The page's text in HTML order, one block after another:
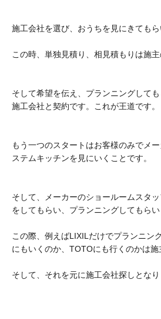
施工会社を選び、おうちを見にきてもら
この時、単独見積り、相見積もりは施主
そして希望を伝え、プランニングしても
施工会社と契約です。これが王道です。
もう一つのスタートはお客様のみでメ
ステムキッチンを見にいくことです。
そして、メーカーのショールームスタ
をしてもらい、プランニングしてもらい
この際、例えばLIXILだけでプランニン
にもいくのか、TOTOにも行くのかは施
そして、それを元に施工会社探しとなり